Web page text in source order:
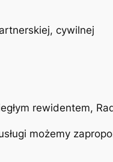
cywilnej
rewidentem,
możemy